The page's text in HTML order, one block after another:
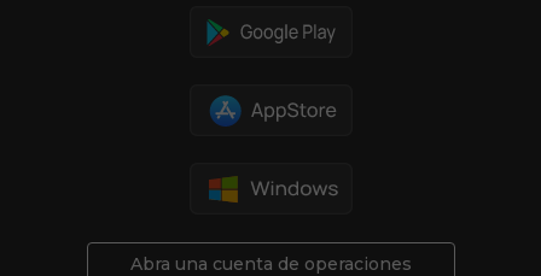
Abra una cuenta de operaciones